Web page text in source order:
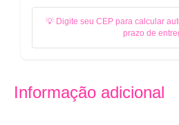
💡 Digite seu CEP para calcular
prazo de
Informação adicional